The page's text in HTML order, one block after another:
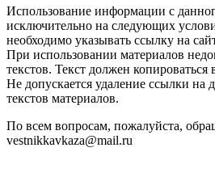
Использование информации с
исключительно на следующих
необходимо указывать ссылку на
При использовании материалов
текстов. Текст должен копироваться
Не допускается удаление ссылки на
текстов материалов.
По всем вопросам, пожалуйста,
vestnikkavkaza@mail.ru